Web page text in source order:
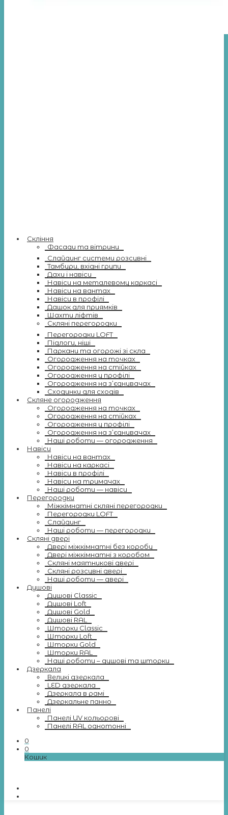
Скління
Фасади та вітрини
Слайдинг системи розсувні
Тамбури, вхідні групи
Дахи і навіси
Навіси на металевому каркасі
Навіси на вантах
Навіси в профілі
Дашок для приямків
Шахти ліфтів
Скляні перегородки
Перегородки LOFT
Підлоги, ніші
Паркани та огорожі зі скла
Огородження на точках
Огородження на стійках
Огородження у профілі
Огородження на з’єднувачах
Сходинки для сходів
Скляне огородження
Огородження на точках
Огородження на стійках
Огородження у профілі
Огородження на з’єднувачах
Наші роботи — огородження
Навіси
Навіси на вантах
Навіси на каркасі
Навіси в профілі
Навіси на тримачах
Наші роботи — навіси
Перегородки
Міжкімнатні скляні перегородки
Перегородки LOFT
Слайдинг
Наші роботи — перегородки
Скляні двері
Двері міжкімнатні без коробу
Двері міжкімнатні з коробом
Скляні маятникові двері
Скляні розсувні двері
Наші роботи — двері
Душові
Душові Classic
Душові Loft
Душові Gold
Душові RAL
Шторки Classic
Шторки Loft
Шторки Gold
Шторки RAL
Наші роботи – душові та шторки
Дзеркала
Великі дзеркала
LED дзеркала
Дзеркала в рамі
Дзеркальне панно
Панелі
Панелі UV кольорові
Панелі RAL однотонні
0
0
Кошик